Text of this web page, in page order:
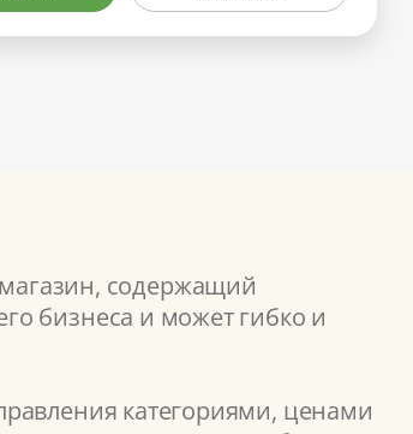
содержащий
бизнеса и может гибко и
категориями, ценами